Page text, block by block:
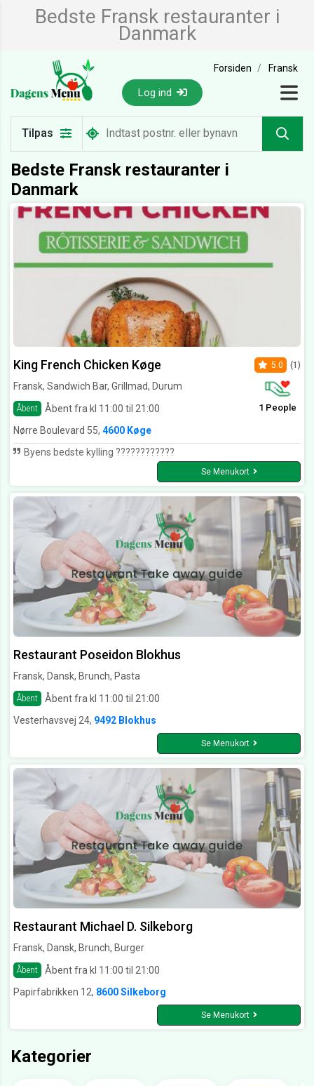
Bedste Fransk restauranter i
Danmark
Forsiden Fransk
Log ind
Tilpas
Bedste Fransk restauranter i
Danmark
King French Chicken Køge
Fransk, Sandwich Bar, Grillmad, Durum
Åbent Åbent fra kl 11:00 til 21:00
5.0 (1)
1 People
Nørre Boulevard 55, 4600 Køge
Byens bedste kylling ????????????
Se Menukort
Restaurant Poseidon Blokhus
Fransk, Dansk, Brunch, Pasta
Åbent
Åbent fra kl 11:00 til 21:00
Vesterhavsvej 24, 9492 Blokhus
Se Menukort
Restaurant Michael D. Silkeborg
Fransk, Dansk, Brunch, Burger
Åbent
Åbent fra kl 11:00 til 21:00
Papirfabrikken 12, 8600 Silkeborg
Se Menukort
Kategorier